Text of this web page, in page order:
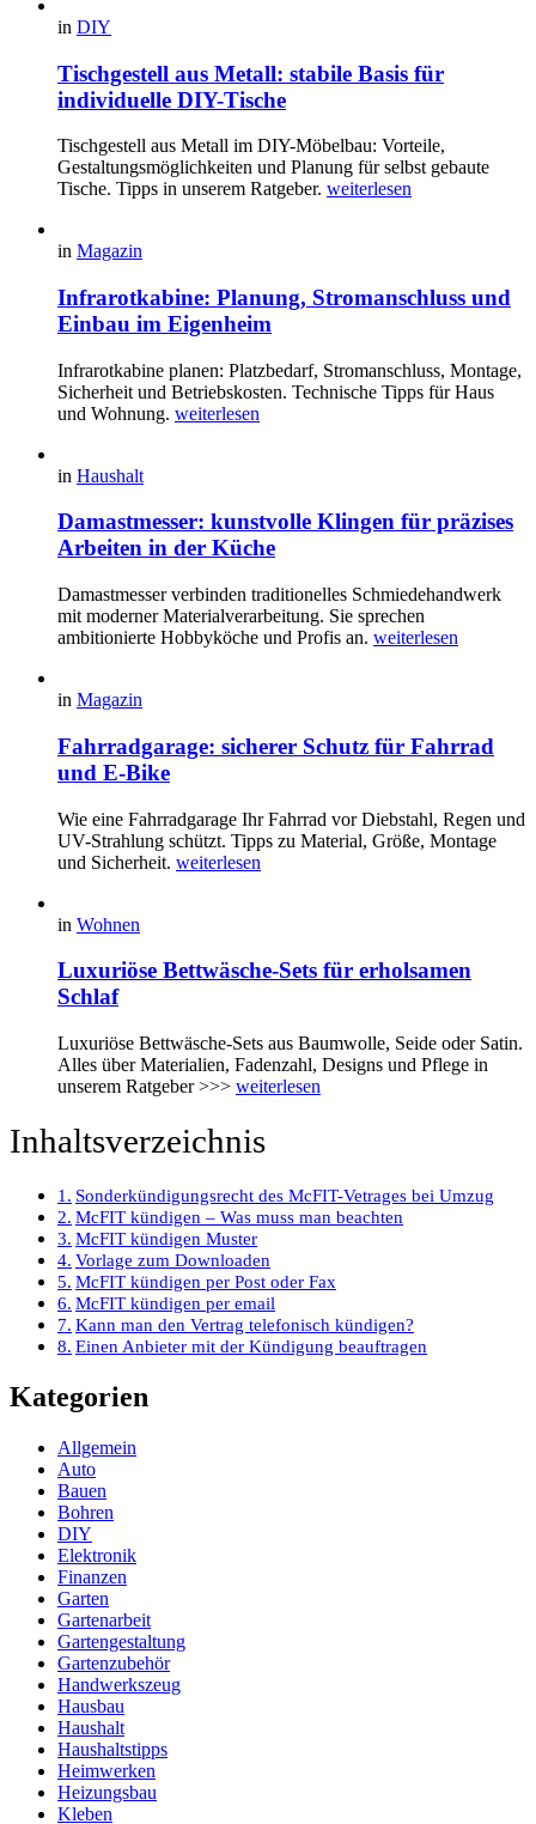
in DIY
Tischgestell aus Metall: stabile Basis für
individuelle DIY-Tische
Tischgestell aus Metall im DIY-Möbelbau: Vorteile,
Gestaltungsmöglichkeiten und Planung für selbst gebaute
Tische. Tipps in unserem Ratgeber. weiterlesen
in Magazin
Infrarotkabine: Planung, Stromanschluss und
Einbau im Eigenheim
Infrarotkabine planen: Platzbedarf, Stromanschluss, Montage,
Sicherheit und Betriebskosten. Technische Tipps für Haus
und Wohnung. weiterlesen
in Haushalt
Damastmesser: kunstvolle Klingen für präzises
Arbeiten in der Küche
Damastmesser verbinden traditionelles Schmiedehandwerk
mit moderner Materialverarbeitung. Sie sprechen
ambitionierte Hobbyköche und Profis an. weiterlesen
in Magazin
Fahrradgarage: sicherer Schutz für Fahrrad
und E-Bike
Wie eine Fahrradgarage Ihr Fahrrad vor Diebstahl, Regen und
UV-Strahlung schützt. Tipps zu Material, Größe, Montage
und Sicherheit. weiterlesen
in Wohnen
Luxuriöse Bettwäsche-Sets für erholsamen
Schlaf
Luxuriöse Bettwäsche-Sets aus Baumwolle, Seide oder Satin.
Alles über Materialien, Fadenzahl, Designs und Pflege in
unserem Ratgeber >>> weiterlesen
Inhaltsverzeichnis
Sonderkündigungsrecht des McFIT-Vetrages bei Umzug
McFIT kündigen – Was muss man beachten
McFIT kündigen Muster
Vorlage zum Downloaden
McFIT kündigen per Post oder Fax
McFIT kündigen per email
Kann man den Vertrag telefonisch kündigen?
Einen Anbieter mit der Kündigung beauftragen
Kategorien
Allgemein
Auto
Bauen
Bohren
DIY
Elektronik
Finanzen
Garten
Gartenarbeit
Gartengestaltung
Gartenzubehör
Handwerkszeug
Hausbau
Haushalt
Haushaltstipps
Heimwerken
Heizungsbau
Kleben